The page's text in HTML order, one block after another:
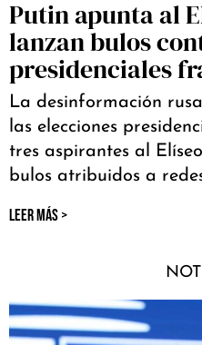
Putin apunta al
lanzan bulos
presidenciales
La desinformación
las elecciones
tres aspirantes al
bulos atribuidos a
LEER MÁS >